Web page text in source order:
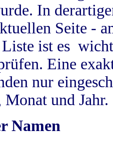
In
Seite -
ist es
Eine
nur
und Jahr.
Namen